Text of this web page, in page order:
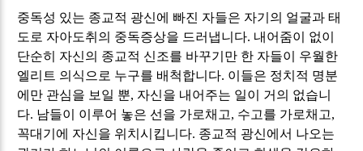
중독성 있는 종교적 광신에 빠진 자들은 자기의 얼굴과 태
도로 자아도취의 중독증상을 드러냅니다. 내어줌이 없이
단순히 자신의 종교적 신조를 바꾸기만 한 자들이 우월한
엘리트 의식으로 누구를 배척합니다. 이들은 정치적 명분
에만 관심을 보일 뿐, 자신을 내어주는 일이 거의 없습니
다. 남들이 이루어 놓은 선을 가로채고, 수고를 가로채고,
꼭대기에 자신을 위치시킵니다. 종교적 광신에서 나오는